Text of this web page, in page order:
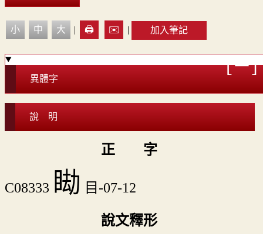
小 中 大 | 🖨️ ✉️ | 加入筆記
異體字
說 明
正 字
C08333 䀷 目-07-12
說文釋形